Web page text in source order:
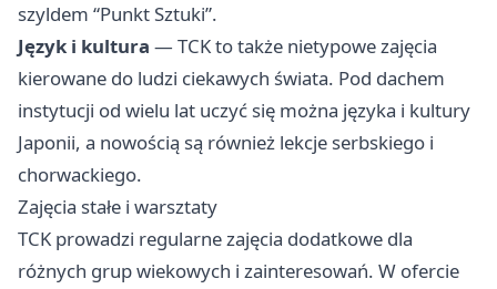
szyldem “Punkt Sztuki”.
Język i kultura — TCK to także nietypowe zajęcia
kierowane do ludzi ciekawych świata. Pod dachem
instytucji od wielu lat uczyć się można języka i kultury
Japonii, a nowością są również lekcje serbskiego i
chorwackiego.
Zajęcia stałe i warsztaty
TCK prowadzi regularne zajęcia dodatkowe dla
różnych grup wiekowych i zainteresowań. W ofercie